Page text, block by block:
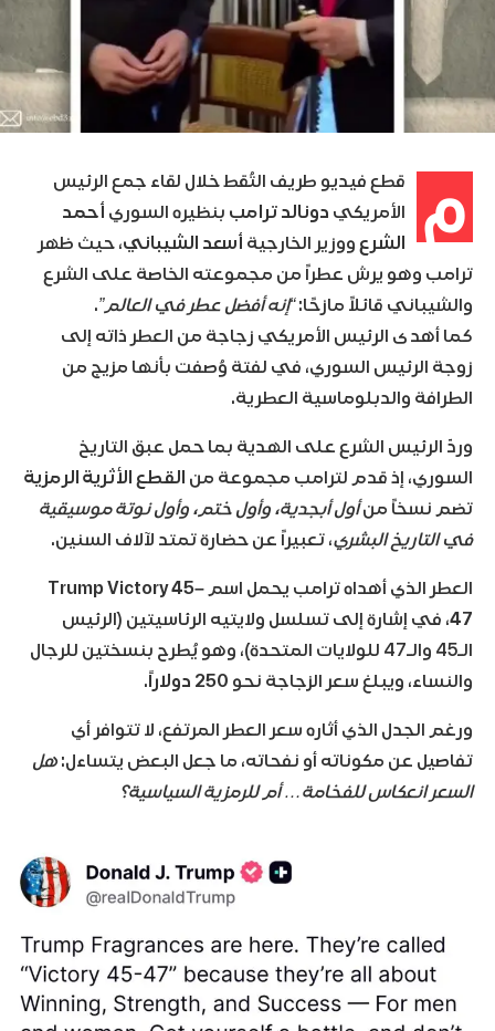
م
قطع فيديو طريف التُقط خلال لقاء جمع الرئيس
الأمريكي دونالد ترامب بنظيره السوري أحمد
الشرع ووزير الخارجية أسعد الشيباني، حيث ظهر
ترامب وهو يرش عطراً من مجموعته الخاصة على الشرع
والشيباني قائلاً مازحًا:“إنه أفضل عطر في العالم”.
كما أهدى الرئيس الأمريكي زجاجة من العطر ذاته إلى
زوجة الرئيس السوري، في لفتة وُصفت بأنها مزيج من
الطرافة والدبلوماسية العطرية.
وردّ الرئيس الشرع على الهدية بما حمل عبق التاريخ
السوري، إذ قدم لترامب مجموعة من القطع الأثرية الرمزية
تضم نسخاً منأول أبجدية، وأول ختم، وأول نوتة موسيقية
في التاريخ البشري، تعبيراً عن حضارة تمتد لآلاف السنين.
العطر الذي أهداه ترامب يحمل اسم Trump Victory 45–
47، في إشارة إلى تسلسل ولايتيه الرئاسيتين (الرئيس
الـ45 والـ47 للولايات المتحدة)، وهو يُطرح بنسختين للرجال
والنساء، ويبلغ سعر الزجاجة نحو 250 دولاراً .
ورغم الجدل الذي أثاره سعر العطر المرتفع، لا تتوافر أي
تفاصيل عن مكوناته أو نفحاته، ما جعل البعض يتساءل:هل
السعر انعكاس للفخامة… أم للرمزية السياسية؟